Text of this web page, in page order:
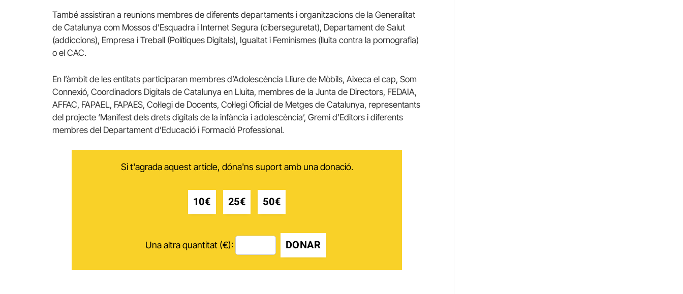
També assistiran a reunions membres de diferents departaments i organitzacions de la Generalitat
de Catalunya com Mossos d’Esquadra i Internet Segura (ciberseguretat), Departament de Salut
(addiccions), Empresa i Treball (Polítiques Digitals), Igualtat i Feminismes (lluita contra la pornografia)
o el CAC.
En l’àmbit de les entitats participaran membres d’Adolescència Lliure de Mòbils, Aixeca el cap, Som
Connexió, Coordinadors Digitals de Catalunya en Lluita, membres de la Junta de Directors, FEDAIA,
AFFAC, FAPAEL, FAPAES, Col·legi de Docents, Col·legi Oficial de Metges de Catalunya, representants
del projecte ‘Manifest dels drets digitals de la infància i adolescència’, Gremi d’Editors i diferents
membres del Departament d’Educació i Formació Professional.
Si t'agrada aquest article, dóna'ns suport amb una donació.
10€ 25€ 50€
Una altra quantitat (€): DONAR